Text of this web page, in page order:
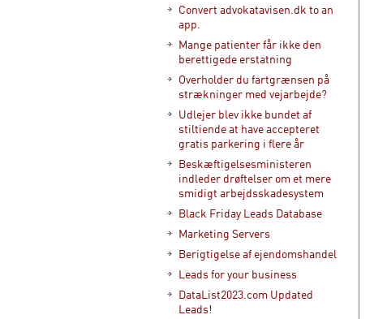
Convert advokatavisen.dk to an
app.
Mange patienter får ikke den
berettigede erstatning
Overholder du fartgrænsen på
strækninger med vejarbejde?
Udlejer blev ikke bundet af
stiltiende at have accepteret
gratis parkering i flere år
Beskæftigelsesministeren
indleder drøftelser om et mere
smidigt arbejdsskadesystem
Black Friday Leads Database
Marketing Servers
Berigtigelse af ejendomshandel
Leads for your business
DataList2023.com Updated
Leads!